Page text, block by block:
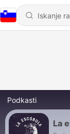
Podkasti
La